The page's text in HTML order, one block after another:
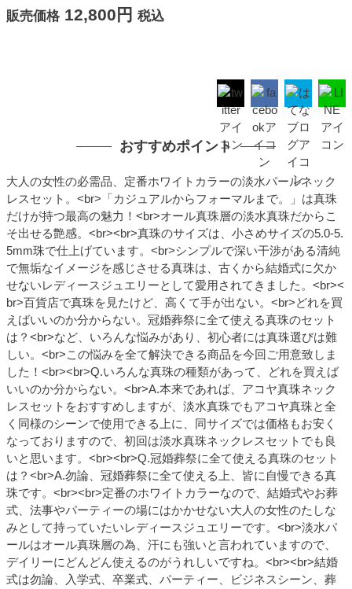
販売価格 12,800円 税込
おすすめポイント
大人の女性の必需品、定番ホワイトカラーの淡水パールネック
レスセット。<br>「カジュアルからフォーマルまで。」は真珠
だけが持つ最高の魅力！<br>オール真珠層の淡水真珠だからこ
そ出せる艶感。<br><br>真珠のサイズは、小さめサイズの5.0-5.
5mm珠で仕上げています。<br>シンプルで深い干渉がある清純
で無垢なイメージを感じさせる真珠は、古くから結婚式に欠か
せないレディースジュエリーとして愛用されてきました。<br><
br>百貨店で真珠を見たけど、高くて手が出ない。<br>どれを買
えばいいのか分からない。冠婚葬祭に全て使える真珠のセット
は？<br>など、いろんな悩みがあり、初心者には真珠選びは難
しい。<br>この悩みを全て解決できる商品を今回ご用意致しま
した！<br><br>Q.いろんな真珠の種類があって、どれを買えば
いいのか分からない。<br>A.本来であれば、アコヤ真珠ネック
レスセットをおすすめしますが、淡水真珠でもアコヤ真珠と全
く同様のシーンで使用できる上に、同サイズでは価格もお安く
なっておりますので、初回は淡水真珠ネックレスセットでも良
いと思います。<br><br>Q.冠婚葬祭に全て使える真珠のセット
は？<br>A.勿論、冠婚葬祭に全て使える上、皆に自慢できる真
珠です。<br><br>定番のホワイトカラーなので、結婚式やお葬
式、法事やパーティーの場にはかかせない大人の女性のたしな
みとして持っていたいレディースジュエリーです。<br>淡水パ
ールはオール真珠層の為、汗にも強いと言われていますので、
デイリーにどんどん使えるのがうれしいですね。<br><br>結婚
式は勿論、入学式、卒業式、パーティー、ビジネスシーン、葬